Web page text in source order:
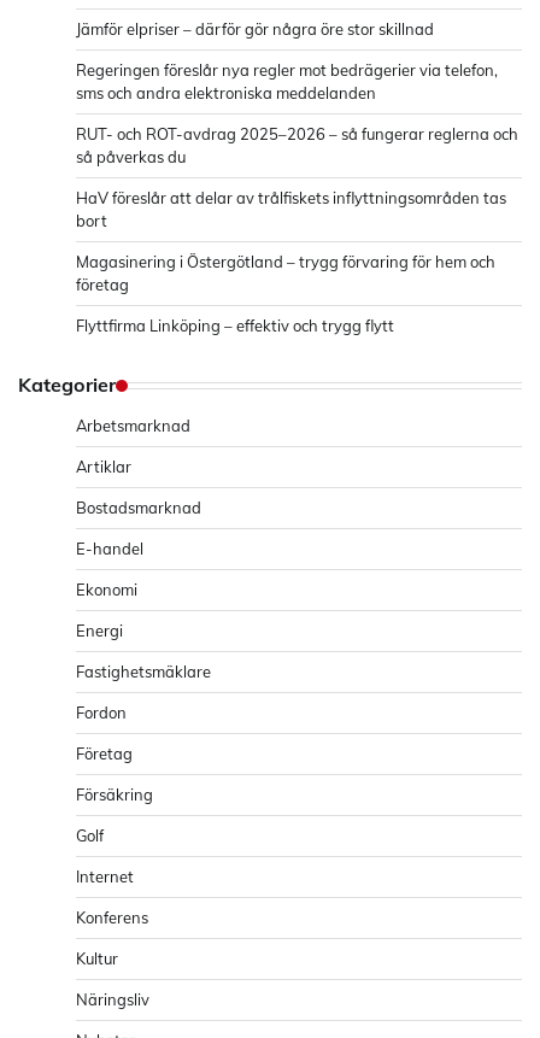
Jämför elpriser – därför gör några öre stor skillnad
Regeringen föreslår nya regler mot bedrägerier via telefon,
sms och andra elektroniska meddelanden
RUT- och ROT-avdrag 2025–2026 – så fungerar reglerna och
så påverkas du
HaV föreslår att delar av trålfiskets inflyttningsområden tas
bort
Magasinering i Östergötland – trygg förvaring för hem och
företag
Flyttfirma Linköping – effektiv och trygg flytt
Kategorier
Arbetsmarknad
Artiklar
Bostadsmarknad
E-handel
Ekonomi
Energi
Fastighetsmäklare
Fordon
Företag
Försäkring
Golf
Internet
Konferens
Kultur
Näringsliv